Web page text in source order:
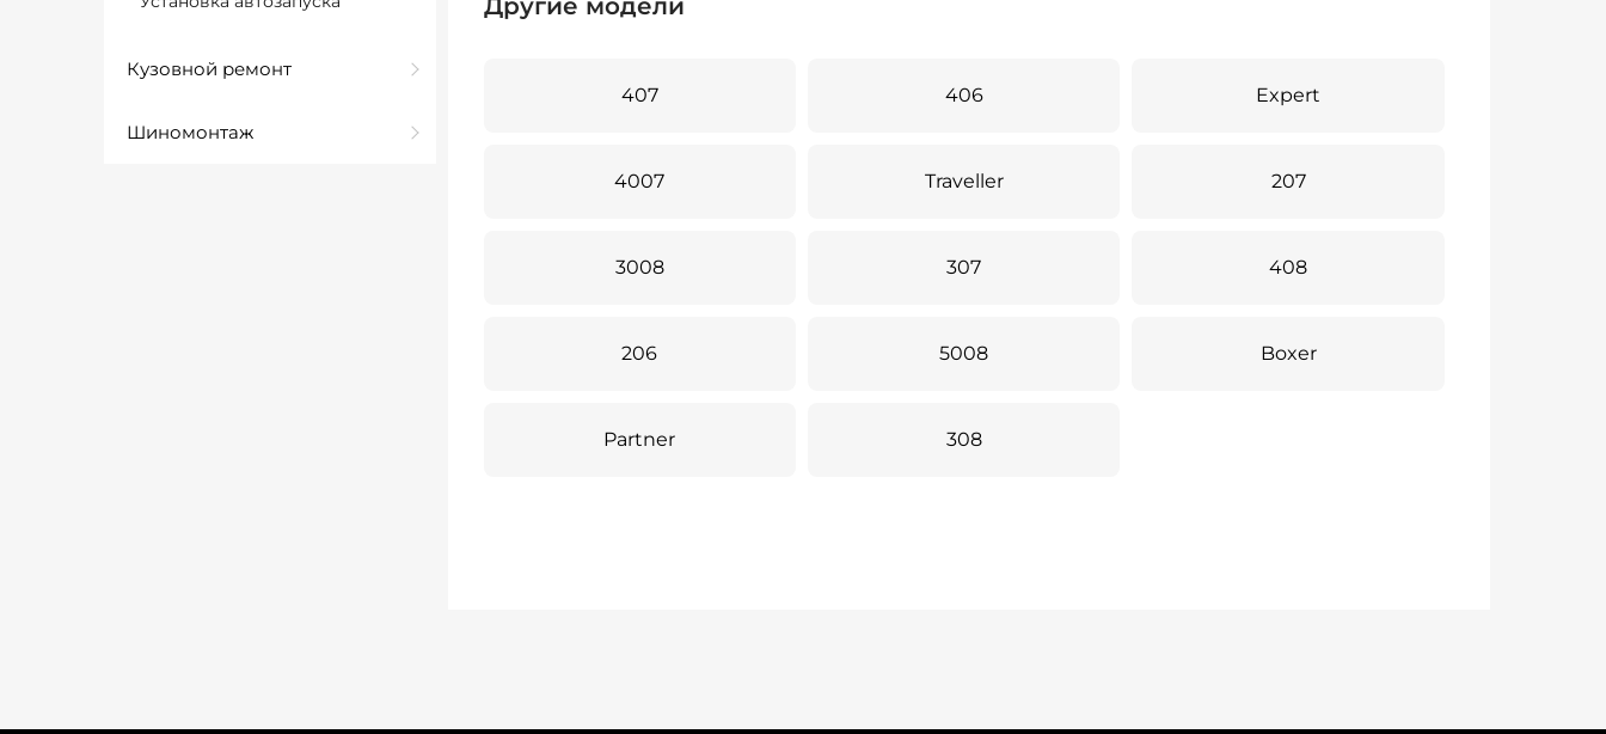
Кузовной ремонт
Шиномонтаж
Другие модели
407 406 Expert
4007 Traveller 207
3008 307 408
206 5008 Boxer
Partner 308